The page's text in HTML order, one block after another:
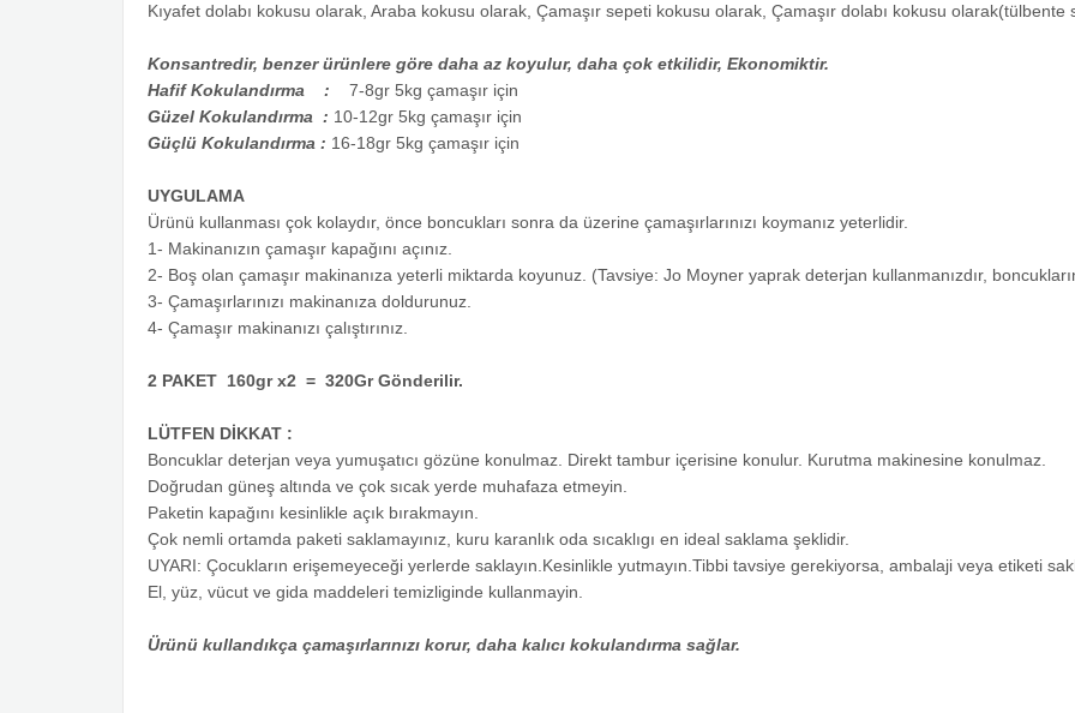
Kıyafet dolabı kokusu olarak, Araba kokusu olarak, Çamaşır sepeti kokusu olarak, Çamaşır dolabı kokusu
Konsantredir, benzer ürünlere göre daha az koyulur, daha çok etkilidir, Ekonomiktir.
Hafif Kokulandırma : 7-8gr 5kg çamaşır için
Güzel Kokulandırma : 10-12gr 5kg çamaşır için
Güçlü Kokulandırma : 16-18gr 5kg çamaşır için
UYGULAMA
Ürünü kullanması çok kolaydır, önce boncukları sonra da üzerine çamaşırlarınızı koymanız yeterlidir.
1- Makinanızın çamaşır kapağını açınız.
2- Boş olan çamaşır makinanıza yeterli miktarda koyunuz. (Tavsiye: Jo Moyner yaprak deterjan kullanmanızdır,
3- Çamaşırlarınızı makinanıza doldurunuz.
4- Çamaşır makinanızı çalıştırınız.
2 PAKET 160gr x2 = 320Gr Gönderilir.
LÜTFEN DİKKAT :
Boncuklar deterjan veya yumuşatıcı gözüne konulmaz. Direkt tambur içerisine konulur. Kurutma makinesine konulmaz.
Doğrudan güneş altında ve çok sıcak yerde muhafaza etmeyin.
Paketin kapağını kesinlikle açık bırakmayın.
Çok nemli ortamda paketi saklamayınız, kuru karanlık oda sıcaklıgı en ideal saklama şeklidir.
UYARI: Çocukların erişemeyeceği yerlerde saklayın.Kesinlikle yutmayın.Tibbi tavsiye gerekiyorsa, ambalaji veya etiketi
El, yüz, vücut ve gida maddeleri temizliginde kullanmayin.
Ürünü kullandıkça çamaşırlarınızı korur, daha kalıcı kokulandırma sağlar.